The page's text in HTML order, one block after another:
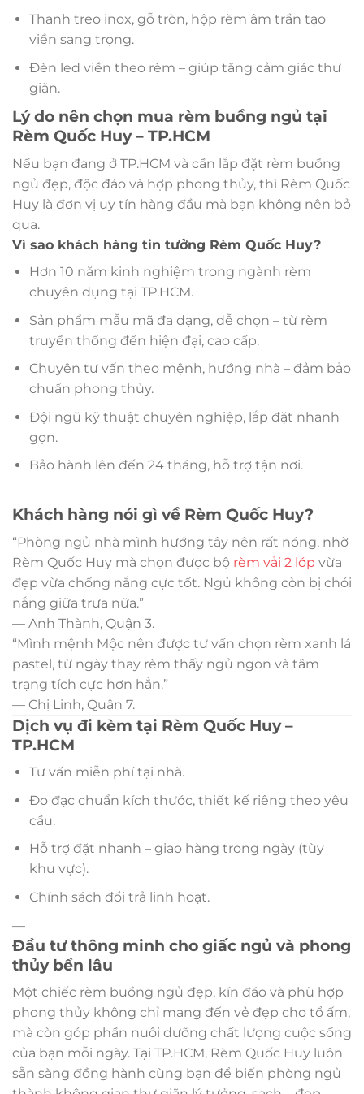
Thanh treo inox, gỗ tròn, hộp rèm âm trần tạo
viền sang trọng.
Đèn led viền theo rèm – giúp tăng cảm giác thư
giãn.
Lý do nên chọn mua rèm buồng ngủ tại
Rèm Quốc Huy – TP.HCM
Nếu bạn đang ở TP.HCM và cần lắp đặt rèm buồng
ngủ đẹp, độc đáo và hợp phong thủy, thì Rèm Quốc
Huy là đơn vị uy tín hàng đầu mà bạn không nên bỏ
qua.
Vì sao khách hàng tin tưởng Rèm Quốc Huy?
Hơn 10 năm kinh nghiệm trong ngành rèm
chuyên dụng tại TP.HCM.
Sản phẩm mẫu mã đa dạng, dễ chọn – từ rèm
truyền thống đến hiện đại, cao cấp.
Chuyên tư vấn theo mệnh, hướng nhà – đảm bảo
chuẩn phong thủy.
Đội ngũ kỹ thuật chuyên nghiệp, lắp đặt nhanh
gọn.
Bảo hành lên đến 24 tháng, hỗ trợ tận nơi.
Khách hàng nói gì về Rèm Quốc Huy?
“Phòng ngủ nhà mình hướng tây nên rất nóng, nhờ
Rèm Quốc Huy mà chọn được bộ rèm vải 2 lớp vừa
đẹp vừa chống nắng cực tốt. Ngủ không còn bị chói
nắng giữa trưa nữa.”
— Anh Thành, Quận 3.
“Mình mệnh Mộc nên được tư vấn chọn rèm xanh lá
pastel, từ ngày thay rèm thấy ngủ ngon và tâm
trạng tích cực hơn hẳn.”
— Chị Linh, Quận 7.
Dịch vụ đi kèm tại Rèm Quốc Huy –
TP.HCM
Tư vấn miễn phí tại nhà.
Đo đạc chuẩn kích thước, thiết kế riêng theo yêu
cầu.
Hỗ trợ đặt nhanh – giao hàng trong ngày (tùy
khu vực).
Chính sách đổi trả linh hoạt.
—
Đầu tư thông minh cho giấc ngủ và phong
thủy bền lâu
Một chiếc rèm buồng ngủ đẹp, kín đáo và phù hợp
phong thủy không chỉ mang đến vẻ đẹp cho tổ ấm,
mà còn góp phần nuôi dưỡng chất lượng cuộc sống
của bạn mỗi ngày. Tại TP.HCM, Rèm Quốc Huy luôn
sẵn sàng đồng hành cùng bạn để biến phòng ngủ